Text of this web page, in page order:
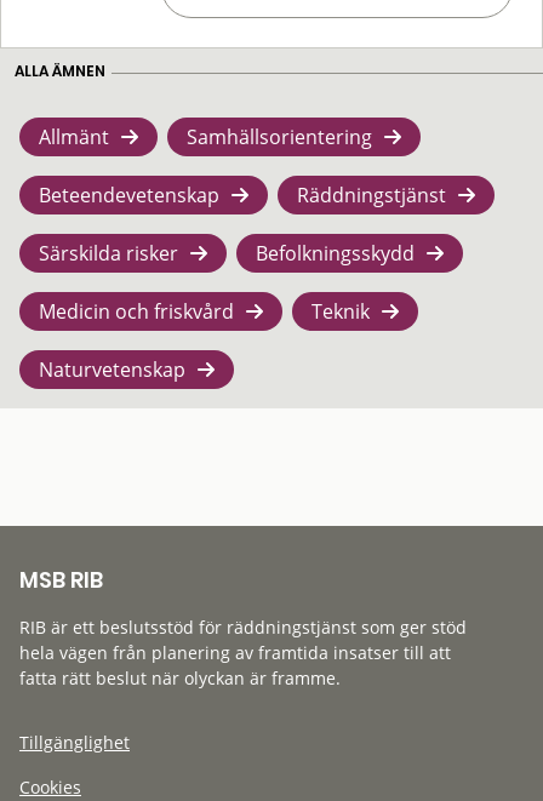
ALLA ÄMNEN
Allmänt Samhällsorientering
Beteendevetenskap Räddningstjänst
Särskilda risker Befolkningsskydd
Medicin och friskvård Teknik
Naturvetenskap
MSB RIB
RIB är ett beslutsstöd för räddningstjänst som ger stöd
hela vägen från planering av framtida insatser till att
fatta rätt beslut när olyckan är framme.
Tillgänglighet
Cookies